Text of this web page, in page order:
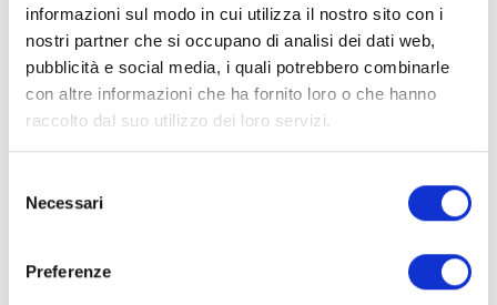
informazioni sul modo in cui utilizza il nostro sito con i
nostri partner che si occupano di analisi dei dati web,
pubblicità e social media, i quali potrebbero combinarle
con altre informazioni che ha fornito loro o che hanno
raccolto dal suo utilizzo dei loro servizi.
delNecessari
Preferenze
Tante le idee che testimoniano come l’innovazione
tecnologica possa tradursi in soluzioni concrete e originali:
i progetti spaziano, infatti, dall’edilizia a basse emissioni
alle fibre tessili viventi, dalla bonifica avanzata dei suoli
compatti a zero emissioni.
del tessuto economico locale la presenza del sindaco di
Lucca Mario Pardini, del presidente della Fondazione